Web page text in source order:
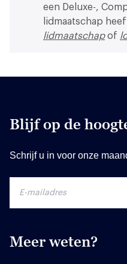
een Deluxe-,
lidmaatschap
lidmaatschapof
Blijf op de
Schrijf u in voor onze
Meer weten?